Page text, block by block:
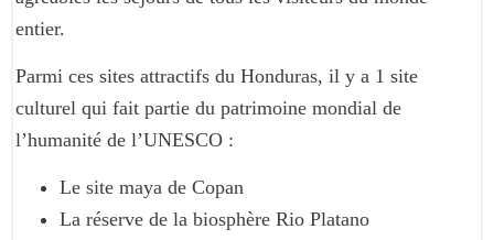
entier.
Parmi ces sites attractifs du Honduras, il y a 1 site
culturel qui fait partie du patrimoine mondial de
l’humanité de l’UNESCO :
Le site maya de Copan
La réserve de la biosphère Rio Platano